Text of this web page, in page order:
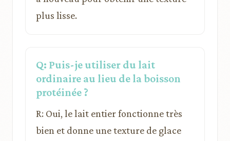
plus lisse.
Q: Puis-je utiliser du lait
ordinaire au lieu de la boisson
protéinée ?
R: Oui, le lait entier fonctionne très
bien et donne une texture de glace